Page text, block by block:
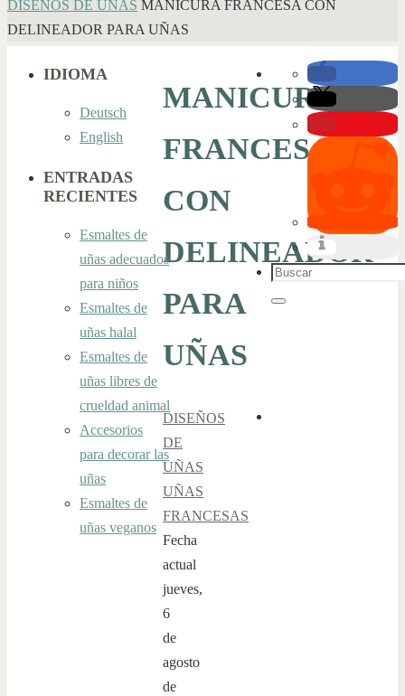
INICIO
DISEÑOS DE UÑAS MANICURA FRANCESA CON
DELINEADOR PARA UÑAS
MANICURA
FRANCESA
CON
DELINEADOR
PARA
UÑAS
DISEÑOS
DE
UÑAS,
UÑAS
FRANCESAS
Fecha
actual
jueves,
6
de
agosto
de
IDIOMA
Deutsch
English
ENTRADAS
RECIENTES
Esmaltes de
uñas adecuados
para niños
Esmaltes de
uñas halal
Esmaltes de
uñas libres de
crueldad animal
Accesorios
para decorar las
uñas
Esmaltes de
uñas veganos
Buscar:
Buscar